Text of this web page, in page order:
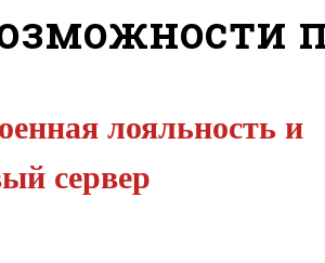
лояльность и
сервер